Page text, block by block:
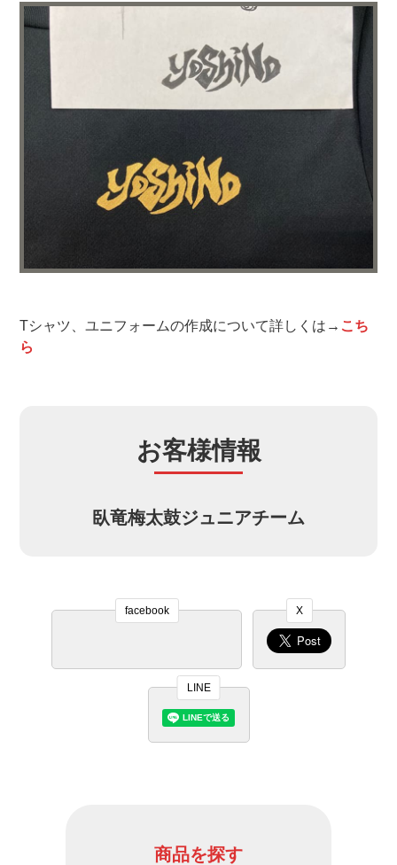
Tシャツ、ユニフォームの作成について詳しくは → こち
ら
お客様情報
臥竜梅太鼓ジュニアチーム
facebook X
LINE
商品を探す